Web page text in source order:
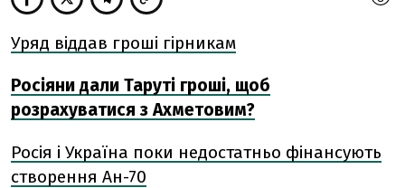
Уряд віддав гроші гірникам
Росіяни дали Таруті гроші, щоб
розрахуватися з Ахметовим?
Росія і Україна поки недостатньо фінансують
створення Ан-70